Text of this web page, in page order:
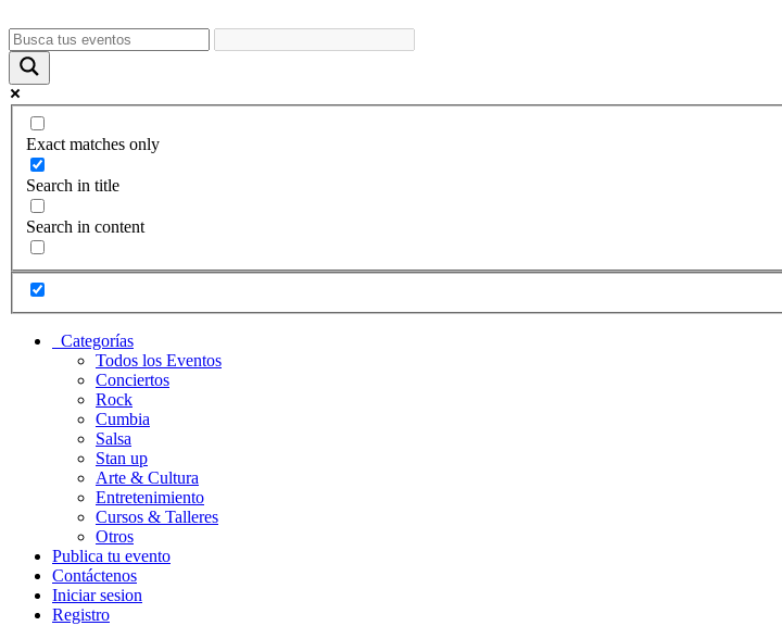
al
contenido
Exact matches only
Search in title
Search in content
Categorías
Todos los Eventos
Conciertos
Rock
Cumbia
Salsa
Stan up
Arte & Cultura
Entretenimiento
Cursos & Talleres
Otros
Publica tu evento
Contáctenos
Iniciar sesion
Registro